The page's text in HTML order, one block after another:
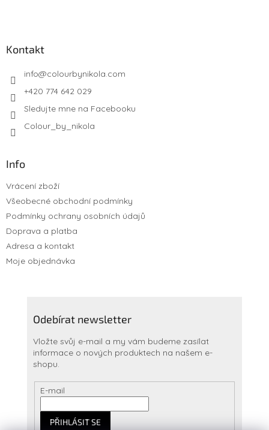
Kontakt
info@colourbynikola.com
+420 774 642 029
Sledujte mne na Facebooku
Colour_by_nikola
Info
Vrácení zboží
Všeobecné obchodní podmínky
Podmínky ochrany osobních údajů
Doprava a platba
Adresa a kontakt
Moje objednávka
Odebírat newsletter
Vložte svůj e-mail a my vám budeme zasílat
informace o nových produktech na našem e-
shopu.
E-mail
PŘIHLÁSIT SE